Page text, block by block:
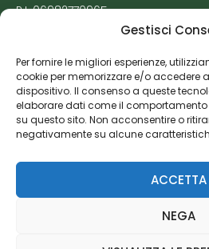
Gestisci
Per fornire le migliori esperienze,
cookie per memorizzare e/o accedere
dispositivo. Il consenso a queste
elaborare dati come il
su questo sito. Non acconsentire o
negativamente su alcune
ACCETTA
NEGA
P.I. 06982770965
Cookie Policy
Risorse Aggiuntive